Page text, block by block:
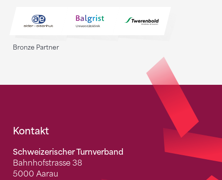
Bronze Partner
Fusszeile
Kontakt
Schweizerischer Turnverband
Bahnhofstrasse 38
5000 Aarau